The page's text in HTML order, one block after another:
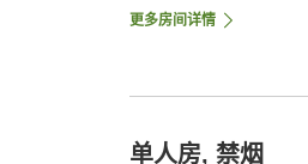
更多房间详情
单人房, 禁烟